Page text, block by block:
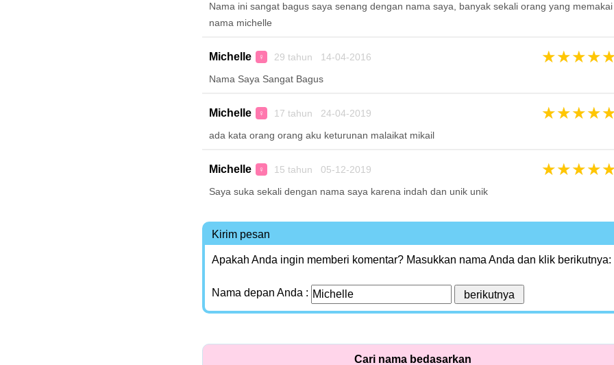
Nama ini sangat bagus saya senang dengan nama saya, banyak sekali orang yang memakai
nama michelle
Michelle ♀ 29 tahun 14-04-2016 ★★★★
Nama Saya Sangat Bagus
Michelle ♀ 17 tahun 24-04-2019 ★★★★
ada kata orang orang aku keturunan malaikat mikail
Michelle ♀ 15 tahun 05-12-2019 ★★★★
Saya suka sekali dengan nama saya karena indah dan unik unik
Kirim pesan
Apakah Anda ingin memberi komentar? Masukkan nama Anda dan klik berikutnya:
Nama depan Anda :
Cari nama bedasarkan